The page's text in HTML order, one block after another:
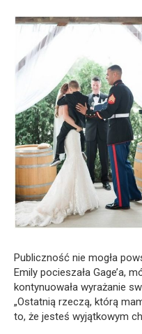
Publiczność nie mogła
Emily pocieszała Gage’a,
kontynuowała wyrażanie
„Ostatnią rzeczą, którą
to, że jesteś wyjątkowym